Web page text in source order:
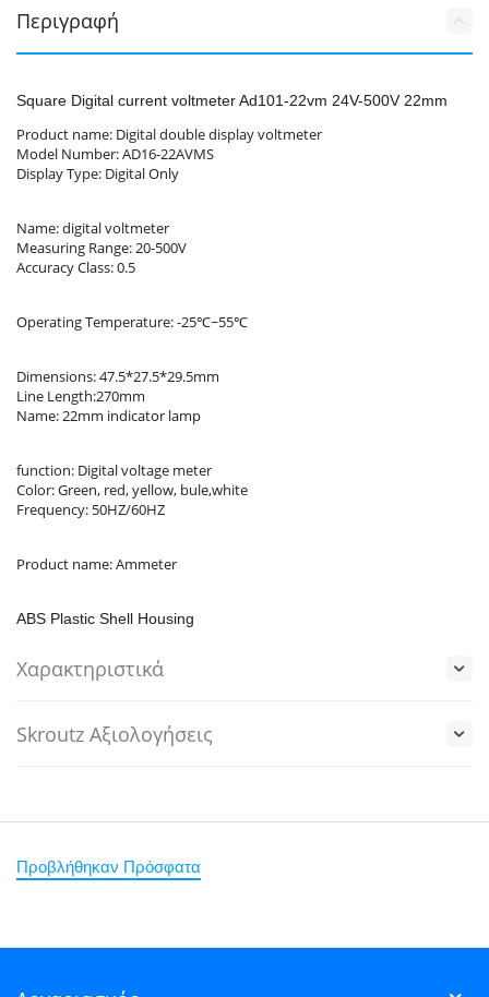
Περιγραφή
Square Digital current voltmeter Ad101-22vm 24V-500V 22mm
Product name: Digital double display voltmeter
Model Number: AD16-22AVMS
Display Type: Digital Only
Name: digital voltmeter
Measuring Range: 20-500V
Accuracy Class: 0.5
Operating Temperature: -25℃~55℃
Dimensions: 47.5*27.5*29.5mm
Line Length:270mm
Name: 22mm indicator lamp
function: Digital voltage meter
Color: Green, red, yellow, bule,white
Frequency: 50HZ/60HZ
Product name: Ammeter
ABS Plastic Shell Housing
Χαρακτηριστικά
Skroutz Αξιολογήσεις
Προβλήθηκαν Πρόσφατα